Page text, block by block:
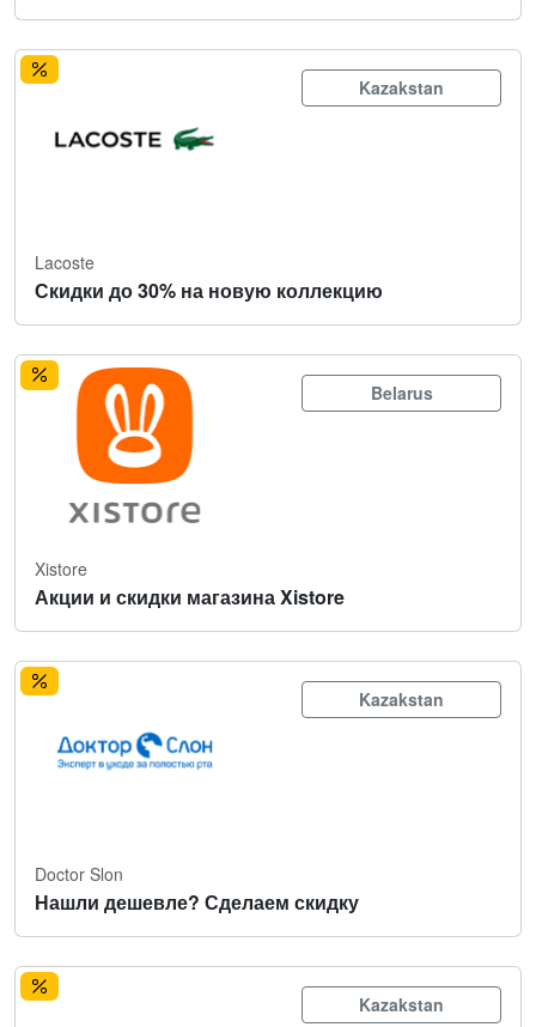
Kazakstan
Lacoste
Скидки до 30% на новую коллекцию
Belarus
Xistore
Акции и скидки магазина Xistore
Kazakstan
Doctor Slon
Нашли дешевле? Сделаем скидку
Kazakstan